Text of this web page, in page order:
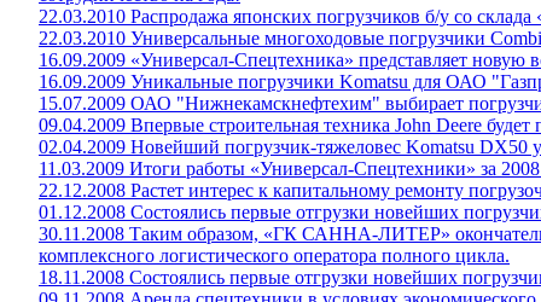
22.03.2010 Распродажа японских погрузчиков б/у со
22.03.2010 Универсальные многоходовые погрузчики
16.09.2009 «Универсал-Спецтехника» представляет
16.09.2009 Уникальные погрузчики Komatsu для ОАО
15.07.2009 ОАО "Нижнекамскнефтехим" выбирает
09.04.2009 Впервые строительная техника John Deere будет
02.04.2009 Новейший погрузчик-тяжеловес Komatsu DX50
11.03.2009 Итоги работы «Универсал-Спецтехники» за
22.12.2008 Растет интерес к капитальному ремонту
01.12.2008 Состоялись первые отгрузки новейших
30.11.2008 Таким образом, «ГК САННА-ЛИТЕР»
комплексного логистического оператора полного цикла.
18.11.2008 Состоялись первые отгрузки новейших